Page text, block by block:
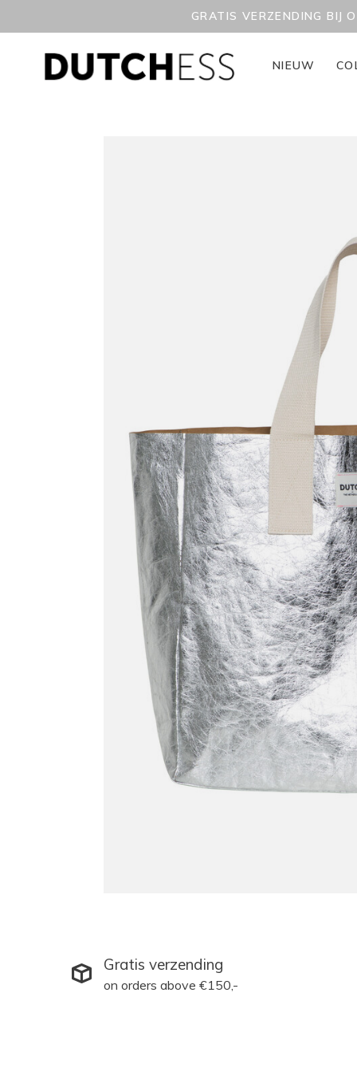
GRATIS VERZENDING BIJ
NIEUW
Gratis verzending
on orders above €150,-